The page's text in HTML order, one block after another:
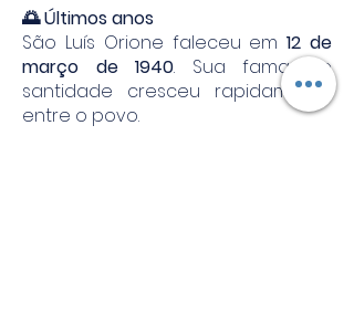
🌅 Últimos anos
São Luís Orione faleceu em12 de
março de 1940. Sua fama de
santidade cresceu rapidamente
entre o povo.